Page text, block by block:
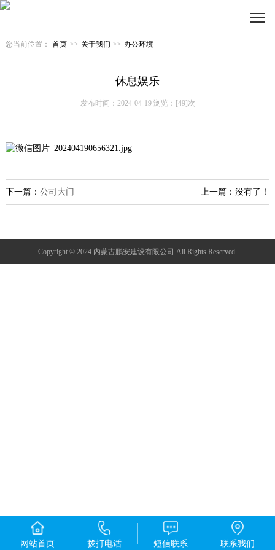
您当前位置： 首页 >> 关于我们 >> 办公环境
休息娱乐
发布时间：2024-04-19 浏览：[49]次
上一篇：没有了！
下一篇： 公司大门
Copyright © 2024 内蒙古鹏安建设有限公司 All Rights Reserved.
网站首页 拨打电话 短信联系 联系我们